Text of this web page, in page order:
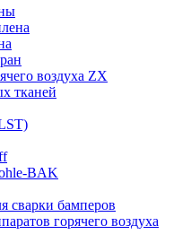
воздуха ZX
тканей
BAK
сварки бамперов
горячего воздуха